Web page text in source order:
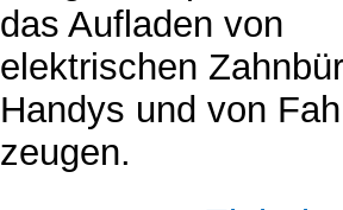
das Aufladen von
elektrischen
Handys und von
zeugen.